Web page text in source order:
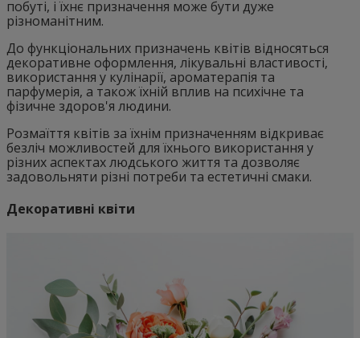
побуті, і їхнє призначення може бути дуже
різноманітним.
До функціональних призначень квітів відносяться
декоративне оформлення, лікувальні властивості,
використання у кулінарії, ароматерапія та
парфумерія, а також їхній вплив на психічне та
фізичне здоров'я людини.
Розмаїття квітів за їхнім призначенням відкриває
безліч можливостей для їхнього використання у
різних аспектах людського життя та дозволяє
задовольняти різні потреби та естетичні смаки.
Декоративні квіти